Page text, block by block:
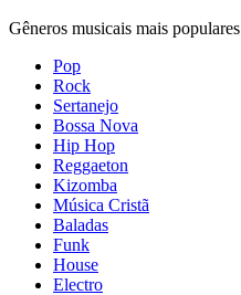
Gêneros musicais mais populares
Pop
Rock
Sertanejo
Bossa Nova
Hip Hop
Reggaeton
Kizomba
Música Cristã
Baladas
Funk
House
Electro